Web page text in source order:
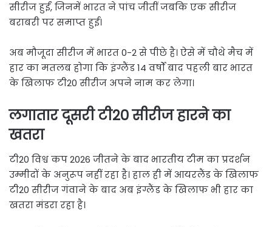
सीरीज हुईं, जिनमें भारत ने पांच जीतीं जबकि एक सीरीज
बराबरी पर समाप्त हुई।
अब मौजूदा सीरीज में भारत 0-2 से पीछे है। ऐसे में चौथे मैच में
हार का मतलब होगा कि इंग्लैंड 14 वर्षों बाद पहली बार भारत
के खिलाफ टी20 सीरीज अपने नाम कर लेगा।
लगातार दूसरी टी20 सीरीज हारने का
खतरा
टी20 विश्व कप 2026 जीतने के बाद भारतीय टीम का प्रदर्शन
उम्मीदों के अनुरूप नहीं रहा है। हाल ही में आयरलैंड के खिलाफ
टी20 सीरीज गंवाने के बाद अब इंग्लैंड के खिलाफ भी हार का
खतरा मंडरा रहा है।